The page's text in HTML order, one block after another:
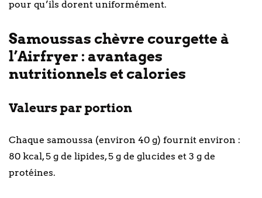
pour qu’ils dorent uniformément.
Samoussas chèvre courgette à
l’Airfryer : avantages
nutritionnels et calories
Valeurs par portion
Chaque samoussa (environ 40 g) fournit environ :
80 kcal, 5 g de lipides, 5 g de glucides et 3 g de
protéines.